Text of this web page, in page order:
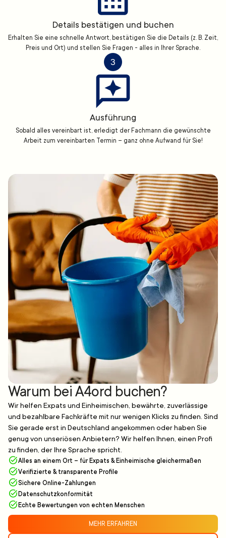
Details bestätigen und buchen
Erhalten Sie eine schnelle Antwort, bestätigen Sie die Details (z. B. Zeit,
Preis und Ort) und stellen Sie Fragen - alles in Ihrer Sprache.
3
Ausführung
Sobald alles vereinbart ist, erledigt der Fachmann die gewünschte
Arbeit zum vereinbarten Termin – ganz ohne Aufwand für Sie!
Warum bei A4ord buchen?
Wir helfen Expats und Einheimischen, bewährte, zuverlässige
und bezahlbare Fachkräfte mit nur wenigen Klicks zu finden. Sind
Sie gerade erst in Deutschland angekommen oder haben Sie
genug von unseriösen Anbietern? Wir helfen Ihnen, einen Profi
zu finden, der Ihre Sprache spricht.
Alles an einem Ort – für Expats & Einheimische gleichermaßen
Verifizierte & transparente Profile
Sichere Online-Zahlungen
Datenschutzkonformität
Echte Bewertungen von echten Menschen
MEHR ERFAHREN